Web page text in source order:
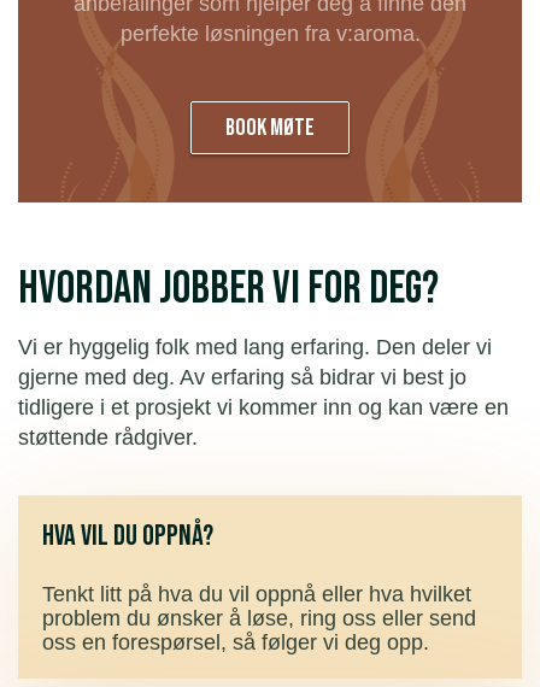
perfekte løsningen fra v:aroma.
Book møte
Hvordan jobber vi for deg?
Vi er hyggelig folk med lang erfaring. Den deler vi
gjerne med deg. Av erfaring så bidrar vi best jo
tidligere i et prosjekt vi kommer inn og kan være en
støttende rådgiver.
Hva vil du oppnå?
Tenkt litt på hva du vil oppnå eller hva hvilket
problem du ønsker å løse, ring oss eller send
oss en forespørsel, så følger vi deg opp.